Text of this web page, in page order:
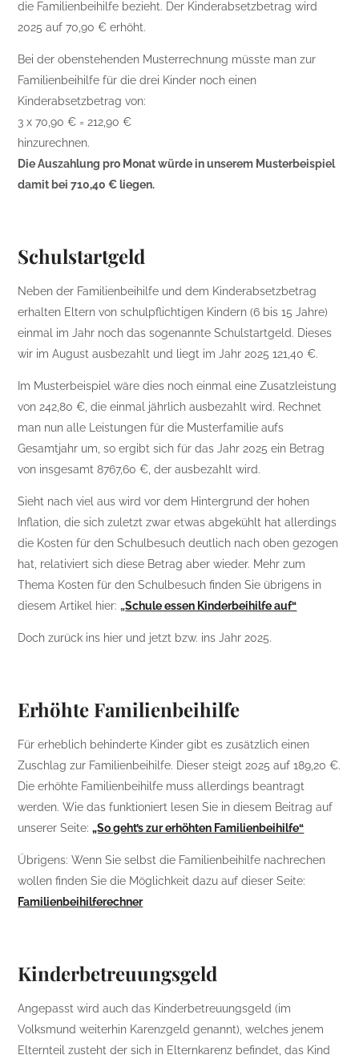
die Familienbeihilfe bezieht. Der Kinderabsetzbetrag wird
2025 auf 70,90 € erhöht.
Bei der obenstehenden Musterrechnung müsste man zur
Familienbeihilfe für die drei Kinder noch einen
Kinderabsetzbetrag von:
3 x 70,90 € = 212,90 €
hinzurechnen.
Die Auszahlung pro Monat würde in unserem Musterbeispiel
damit bei 710,40 € liegen.
Schulstartgeld
Neben der Familienbeihilfe und dem Kinderabsetzbetrag
erhalten Eltern von schulpflichtigen Kindern (6 bis 15 Jahre)
einmal im Jahr noch das sogenannte Schulstartgeld. Dieses
wir im August ausbezahlt und liegt im Jahr 2025 121,40 €.
Im Musterbeispiel wäre dies noch einmal eine Zusatzleistung
von 242,80 €, die einmal jährlich ausbezahlt wird. Rechnet
man nun alle Leistungen für die Musterfamilie aufs
Gesamtjahr um, so ergibt sich für das Jahr 2025 ein Betrag
von insgesamt 8767,60 €, der ausbezahlt wird.
Sieht nach viel aus wird vor dem Hintergrund der hohen
Inflation, die sich zuletzt zwar etwas abgekühlt hat allerdings
die Kosten für den Schulbesuch deutlich nach oben gezogen
hat, relativiert sich diese Betrag aber wieder. Mehr zum
Thema Kosten für den Schulbesuch finden Sie übrigens in
diesem Artikel hier:„Schule essen Kinderbeihilfe auf“
Doch zurück ins hier und jetzt bzw. ins Jahr 2025.
Erhöhte Familienbeihilfe
Für erheblich behinderte Kinder gibt es zusätzlich einen
Zuschlag zur Familienbeihilfe. Dieser steigt 2025 auf 189,20 €.
Die erhöhte Familienbeihilfe muss allerdings beantragt
werden. Wie das funktioniert lesen Sie in diesem Beitrag auf
unserer Seite:„So geht’s zur erhöhten Familienbeihilfe“
Übrigens: Wenn Sie selbst die Familienbeihilfe nachrechen
wollen finden Sie die Möglichkeit dazu auf dieser Seite:
Familienbeihilferechner
Kinderbetreuungsgeld
Angepasst wird auch das Kinderbetreuungsgeld (im
Volksmund weiterhin Karenzgeld genannt), welches jenem
Elternteil zusteht der sich in Elternkarenz befindet, das Kind